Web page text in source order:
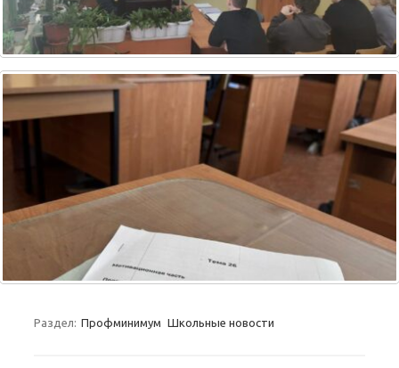
Раздел: Профминимум Школьные новости